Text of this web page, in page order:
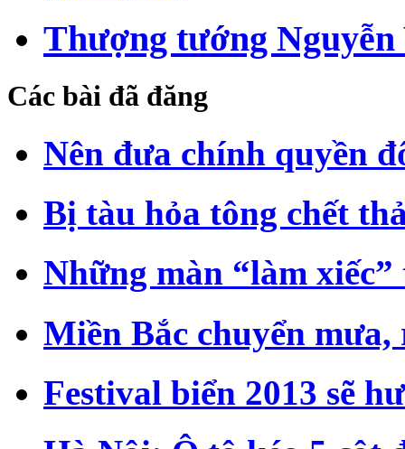
Thượng tướng
Các bài đã đăng
Nên đưa chính quyền
Bị tàu hỏa tông chết
Những màn “làm
Miền Bắc chuyển mưa,
Festival biển 2013 sẽ